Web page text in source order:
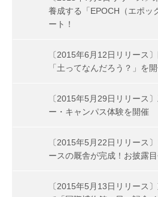
養成する「EPOCH（エポッ
ート！
〔2015年6月12日リリース
「土ってなんだろう？」を
〔2015年5月29日リリース
ー・キャンパス体験を開催
〔2015年5月22日リリース
ースの厩舎が完成！お披露
〔2015年5月13日リリース